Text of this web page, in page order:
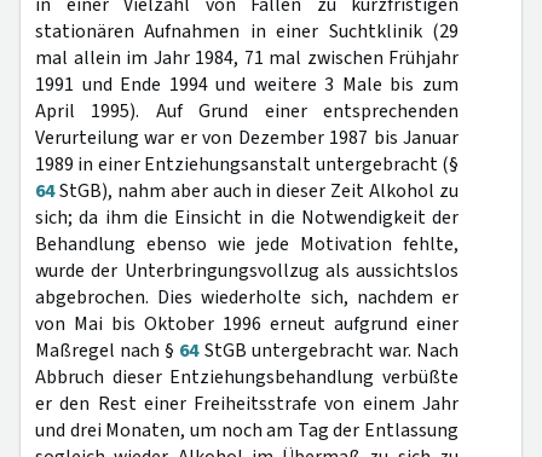
stationären Aufnahmen in einer Suchtklinik (29
mal allein im Jahr 1984, 71 mal zwischen Frühjahr
1991 und Ende 1994 und weitere 3 Male bis zum
April 1995). Auf Grund einer entsprechenden
Verurteilung war er von Dezember 1987 bis Januar
1989 in einer Entziehungsanstalt untergebracht (§
64StGB), nahm aber auch in dieser Zeit Alkohol zu
sich; da ihm die Einsicht in die Notwendigkeit der
Behandlung ebenso wie jede Motivation fehlte,
wurde der Unterbringungsvollzug als aussichtslos
abgebrochen. Dies wiederholte sich, nachdem er
von Mai bis Oktober 1996 erneut aufgrund einer
Maßregel nach § 64StGB untergebracht war. Nach
Abbruch dieser Entziehungsbehandlung verbüßte
er den Rest einer Freiheitsstrafe von einem Jahr
und drei Monaten, um noch am Tag der Entlassung